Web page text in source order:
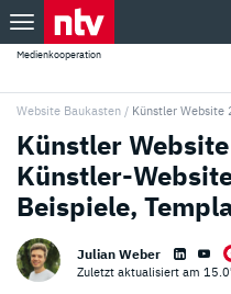
Medienkooperation
Website Baukasten / Künstler Website
Künstler
Künstler-
Beispiele,
Julian Weber
Zuletzt aktualisiert am